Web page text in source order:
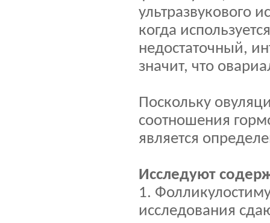
ультразвукового
когда
недостаточный,
значит, что
Поскольку
соотношения
является
Исследуют
1.
исследования